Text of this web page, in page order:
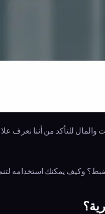
والمال للتأكد من أننا
وكيف يمكنك استخدامه